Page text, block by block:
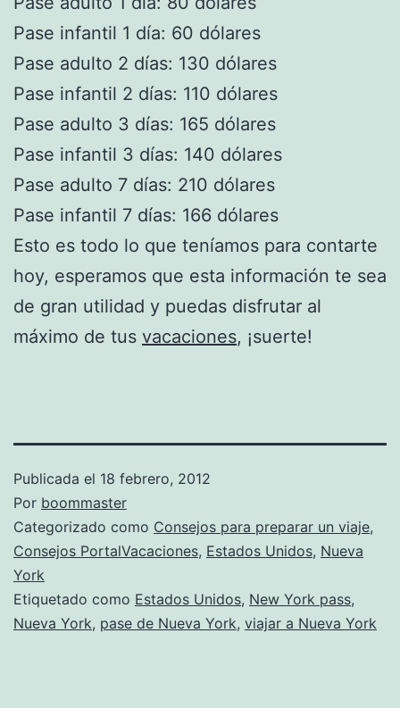
Pase infantil 1 día: 60 dólares
Pase adulto 2 días: 130 dólares
Pase infantil 2 días: 110 dólares
Pase adulto 3 días: 165 dólares
Pase infantil 3 días: 140 dólares
Pase adulto 7 días: 210 dólares
Pase infantil 7 días: 166 dólares
Esto es todo lo que teníamos para contarte
hoy, esperamos que esta información te sea
de gran utilidad y puedas disfrutar al
máximo de tus vacaciones, ¡suerte!
Publicada el 18 febrero, 2012
Por boommaster
Categorizado como Consejos para preparar un viaje,
Consejos PortalVacaciones, Estados Unidos, Nueva
York
Etiquetado como Estados Unidos, New York pass,
Nueva York, pase de Nueva York, viajar a Nueva York